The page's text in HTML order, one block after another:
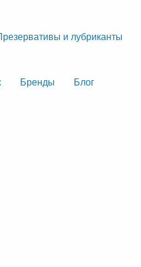
и лубриканты
Бренды
Блог